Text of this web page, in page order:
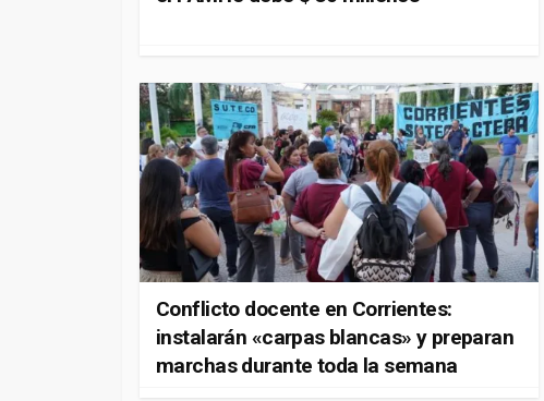
Conflicto docente en Corrientes:
instalarán «carpas blancas» y preparan
marchas durante toda la semana